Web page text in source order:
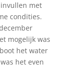
met
condities.
mogelijk was
het water
het even